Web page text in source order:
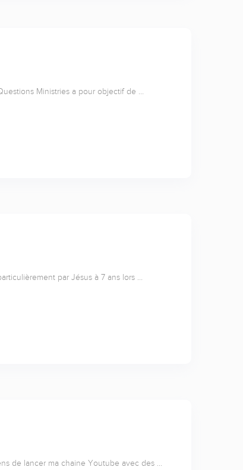
Ministries a pour objectif de …
par Jésus à 7 ans lors …
de lancer ma chaine Youtube avec des …